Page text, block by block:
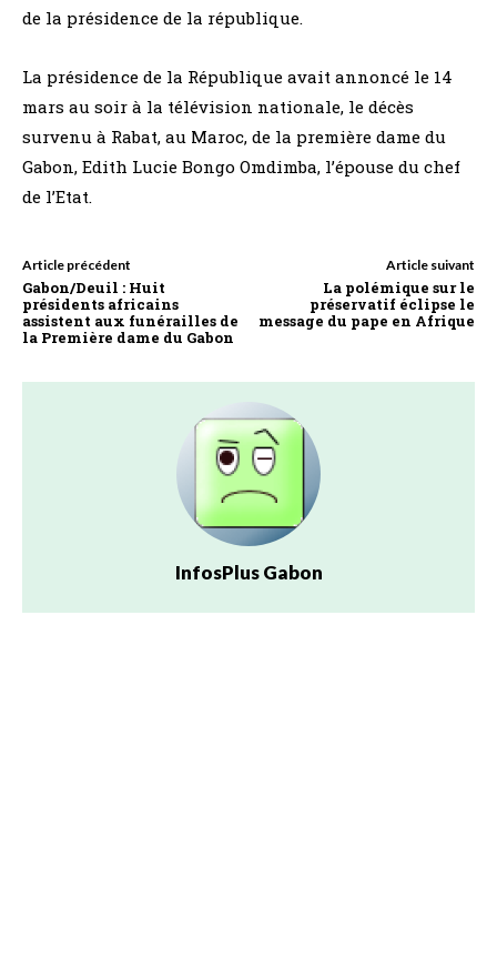
de la présidence de la république.
La présidence de la République avait annoncé le 14
mars au soir à la télévision nationale, le décès
survenu à Rabat, au Maroc, de la première dame du
Gabon, Edith Lucie Bongo Omdimba, l’épouse du chef
de l’Etat.
Article précédent
Gabon/Deuil : Huit
présidents africains
assistent aux funérailles de
la Première dame du Gabon
Article suivant
La polémique sur le
préservatif éclipse le
message du pape en Afrique
InfosPlus Gabon